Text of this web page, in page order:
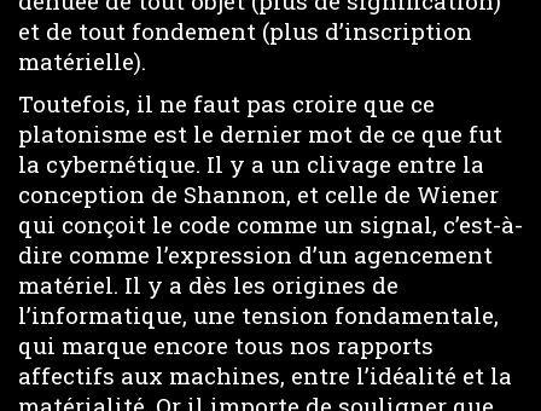
et de tout fondement (plus d’inscription
matérielle).
Toutefois, il ne faut pas croire que ce
platonisme est le dernier mot de ce que fut
la cybernétique. Il y a un clivage entre la
conception de Shannon, et celle de Wiener
qui conçoit le code comme un signal, c’est-à-
dire comme l’expression d’un agencement
matériel. Il y a dès les origines de
l’informatique, une tension fondamentale,
qui marque encore tous nos rapports
affectifs aux machines, entre l’idéalité et la